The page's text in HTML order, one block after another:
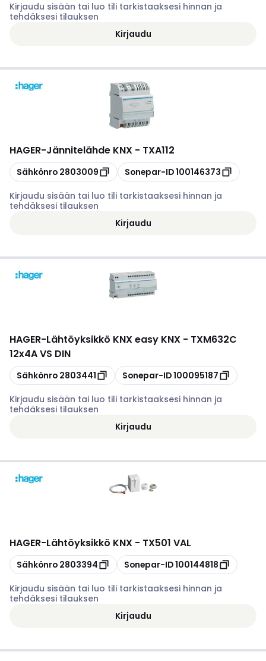
Kirjaudu sisään tai luo tili tarkistaaksesi hinnan ja
tehdäksesi tilauksen
Kirjaudu
HAGER-Jännitelähde KNX - TXA112
Kopioi
Sähkönro 2803009 Kopioi
Sonepar-ID100146373
Kirjaudu sisään tai luo tili tarkistaaksesi hinnan ja
tehdäksesi tilauksen
Kirjaudu
HAGER-Lähtöyksikkö KNX easy KNX - TXM632C
12x4A VS DIN
Kopioi
Sähkönro 2803441 Kopioi
Sonepar-ID100095187
Kirjaudu sisään tai luo tili tarkistaaksesi hinnan ja
tehdäksesi tilauksen
Kirjaudu
HAGER-Lähtöyksikkö KNX - TX501 VAL
Kopioi
Sähkönro 2803394 Kopioi
Sonepar-ID100144818
Kirjaudu sisään tai luo tili tarkistaaksesi hinnan ja
tehdäksesi tilauksen
Kirjaudu